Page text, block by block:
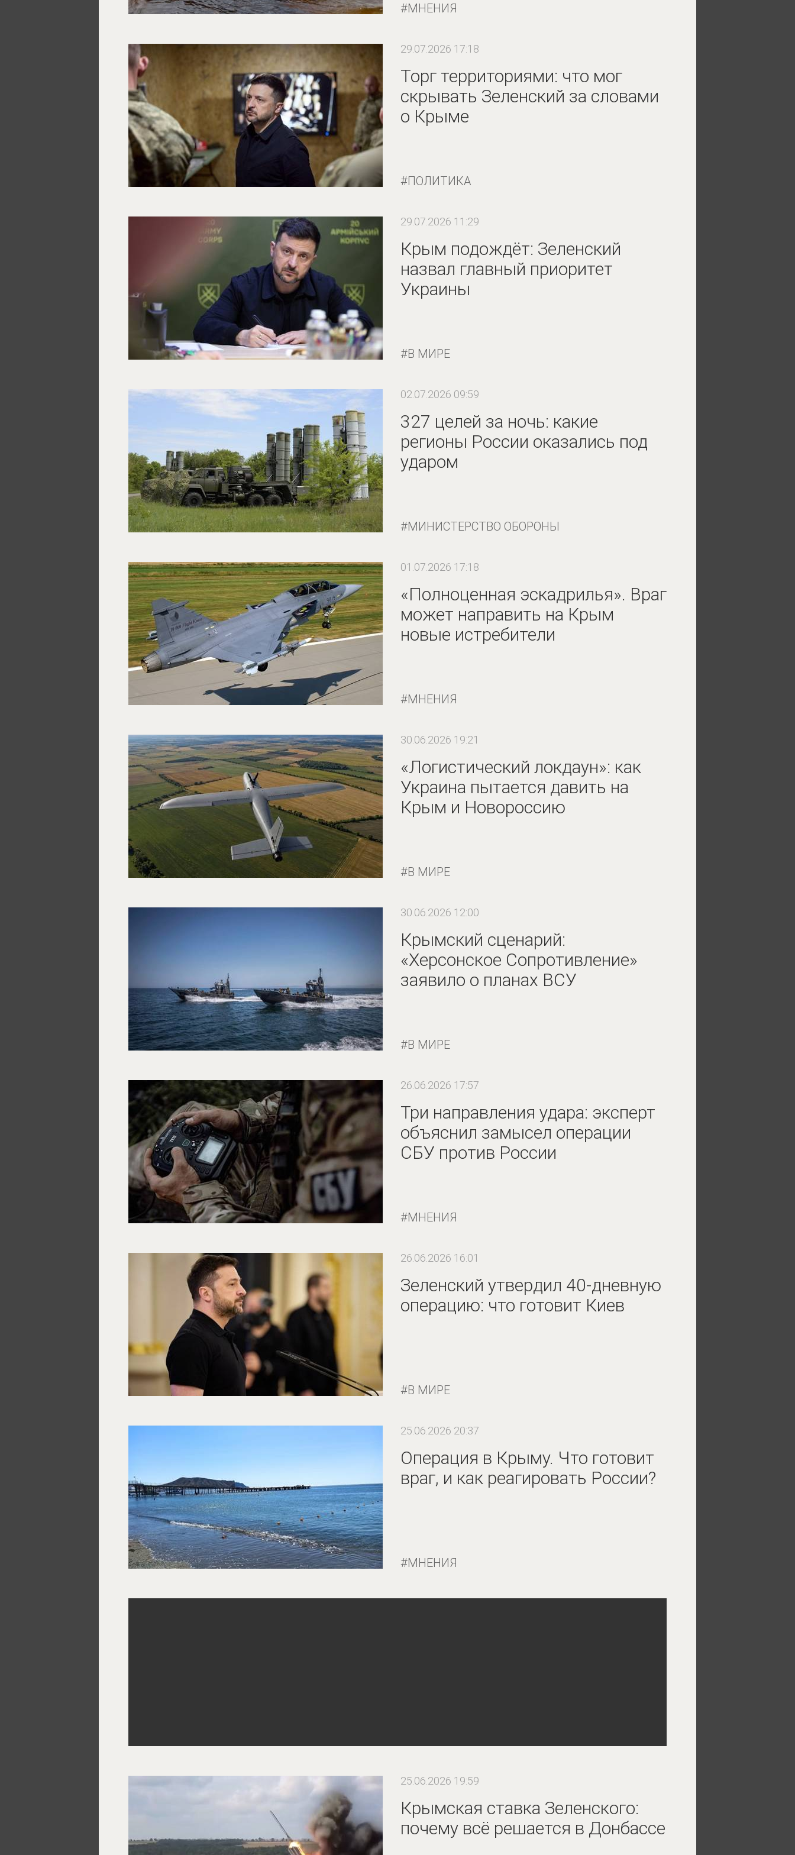
МНЕНИЯ
29.07.2026 17:18
Торг территориями: что мог
скрывать Зеленский за словами
о Крыме
ПОЛИТИКА
29.07.2026 11:29
Крым подождёт: Зеленский
назвал главный приоритет
Украины
В МИРЕ
02.07.2026 09:59
327 целей за ночь: какие
регионы России оказались под
ударом
МИНИСТЕРСТВО ОБОРОНЫ
01.07.2026 17:18
«Полноценная эскадрилья». Враг
может направить на Крым
новые истребители
МНЕНИЯ
30.06.2026 19:21
«Логистический локдаун»: как
Украина пытается давить на
Крым и Новороссию
В МИРЕ
30.06.2026 12:00
Крымский сценарий:
«Херсонское Сопротивление»
заявило о планах ВСУ
В МИРЕ
26.06.2026 17:57
Три направления удара: эксперт
объяснил замысел операции
СБУ против России
МНЕНИЯ
26.06.2026 16:01
Зеленский утвердил 40-дневную
операцию: что готовит Киев
В МИРЕ
25.06.2026 20:37
Операция в Крыму. Что готовит
враг, и как реагировать России?
МНЕНИЯ
25.06.2026 19:59
Крымская ставка Зеленского:
почему всё решается в Донбассе